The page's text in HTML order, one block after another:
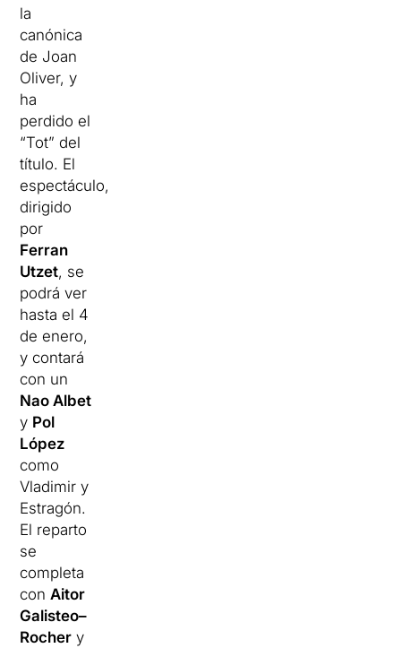
la
canónica
de Joan
Oliver, y
ha
perdido el
“Tot” del
título. El
espectáculo,
dirigido
por
Ferran
Utzet, se
podrá ver
hasta el 4
de enero,
y contará
con un
Nao Albet
y Pol
López
como
Vladimir y
Estragón.
El reparto
se
completa
conAitor
Galisteo–
Rocher y